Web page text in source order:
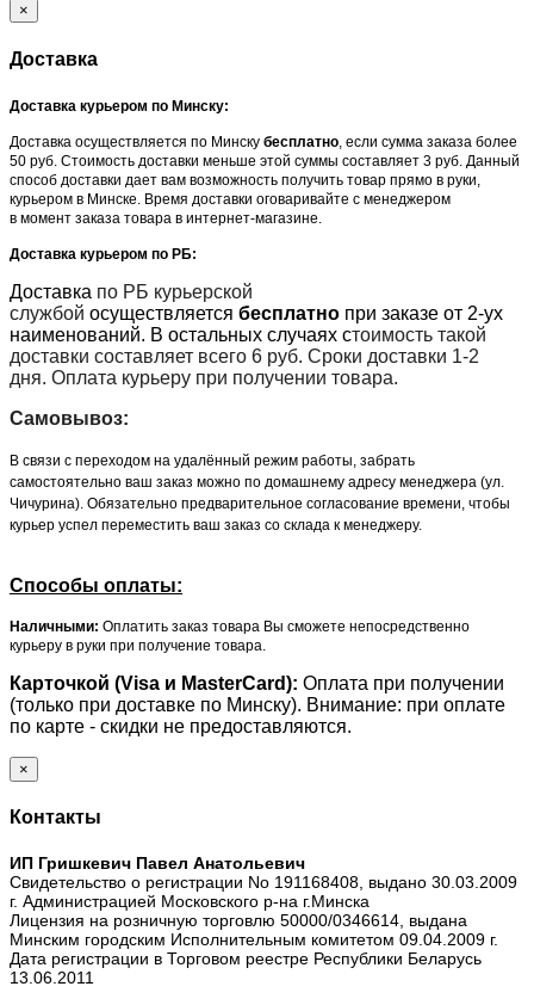
×
Доставка
Доставка курьером по Минску:
Доставка осуществляется по Минску бесплатно, если сумма заказа более
50 руб. Стоимость доставки меньше этой суммы составляет 3 руб. Данный
способ доставки дает вам возможность получить товар прямо в руки,
курьером в Минске. Время доставки оговаривайте с менеджером
в момент заказа товара в интернет-магазине.
Доставка курьером по РБ:
Доставка по РБ курьерской
службой осуществляется бесплатно при заказе от 2-ух
наименований. В остальных случаях стоимость такой
доставки составляет всего 6 руб. Сроки доставки 1-2
дня. Оплата курьеру при получении товара.
Самовывоз:
В связи с переходом на удалённый режим работы, забрать
самостоятельно ваш заказ можно по домашнему адресу менеджера (ул.
Чичурина). Обязательно предварительное согласование времени, чтобы
курьер успел переместить ваш заказ со склада к менеджеру.
Способы оплаты:
Наличными: Оплатить заказ товара Вы сможете непосредственно
курьеру в руки при получение товара.
Карточкой (Visa и MasterCard): Оплата при получении
(только при доставке по Минску). Внимание: при оплате
по карте - скидки не предоставляются.
×
Контакты
ИП Гришкевич Павел Анатольевич
Свидетельство о регистрации No 191168408, выдано 30.03.2009
г. Администрацией Московского р-на г.Минска
Лицензия на розничную торговлю 50000/0346614, выдана
Минским городским Исполнительным комитетом 09.04.2009 г.
Дата регистрации в Торговом реестре Республики Беларусь
13.06.2011